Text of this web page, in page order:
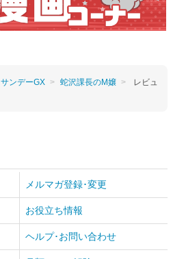
サンデーGX 蛇沢課長のM嬢
レビュ
メルマガ登録･変更
お役立ち情報
ヘルプ･お問い合わせ